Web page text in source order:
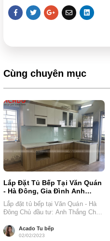
Cùng chuyên mục
Lắp Đặt Tủ Bếp Tại Văn Quán
- Hà Đông, Gia Đình Anh
Thắng
Lắp đặt tủ bếp tại Văn Quán - Hà
Đông Chủ đầu tư: Anh Thắng Chất
Acado Tu bếp
02/02/2023